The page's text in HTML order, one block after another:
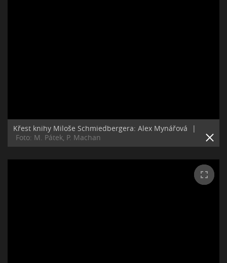
Křest knihy Miloše Schmiedbergera: Alex Mynářová
|
Foto: M. Pátek, P. Machan